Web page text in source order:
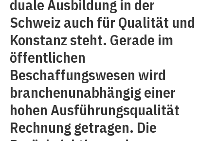
duale Ausbildung in der
Schweiz auch für Qualität und
Konstanz steht. Gerade im
öffentlichen
Beschaffungswesen wird
branchenunabhängig einer
hohen Ausführungsqualität
Rechnung getragen. Die